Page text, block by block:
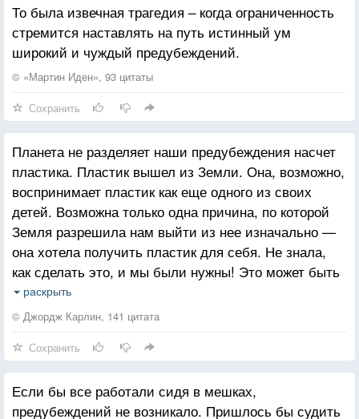
То была извечная трагедия – когда ограниченность
стремится наставлять на путь истинный ум
широкий и чуждый предубеждений.
© «Мартин Иден», 93 цитаты
Сохранить
Планета не разделяет наши предубеждения насчет
пластика. Пластик вышел из Земли. Она, возможно,
воспринимает пластик как еще одного из своих
детей. Возможна только одна причина, по которой
Земля разрешила нам выйти из нее изначально —
она хотела получить пластик для себя. Не знала,
как сделать это, и мы были нужны! Это может быть
ответом на многовековой философский вопрос:
«Зачем мы здесь?». Пластик, засранцы!
раскрыть
© Джордж Карлин, 141 цитата
Сохранить
Если бы все работали сидя в мешках,
предубеждений не возникало. Пришлось бы судить